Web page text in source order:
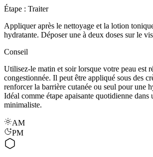
Étape : Traiter
Appliquer après le nettoyage et la lotion
hydratante. Déposer une à deux doses sur le
Conseil
Utilisez-le matin et soir lorsque votre peau est
congestionnée. Il peut être appliqué sous des
renforcer la barrière cutanée ou seul pour une
Idéal comme étape apaisante quotidienne dans
minimaliste.
AM
PM